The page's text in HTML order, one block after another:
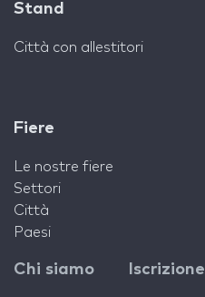
Stand
Città con allestitori
Fiere
Le nostre fiere
Settori
Città
Paesi
Chi siamo Iscrizione